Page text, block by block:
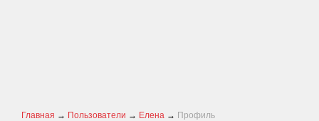
Главная → Пользователи → Елена → Профиль